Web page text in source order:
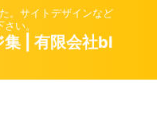
。サイトデザインなど
い。
集 | 有限会社bl